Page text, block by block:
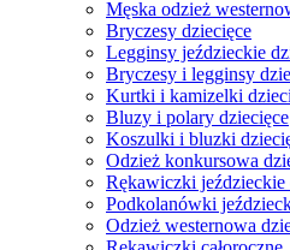
Męska odzież
Bryczesy dziecięce
Legginsy jeździeckie
Bryczesy i legginsy
Kurtki i kamizelki
Bluzy i polary dziecięce
Koszulki i bluzki
Odzież konkursowa
Rękawiczki jeździeckie
Podkolanówki
Odzież westernowa